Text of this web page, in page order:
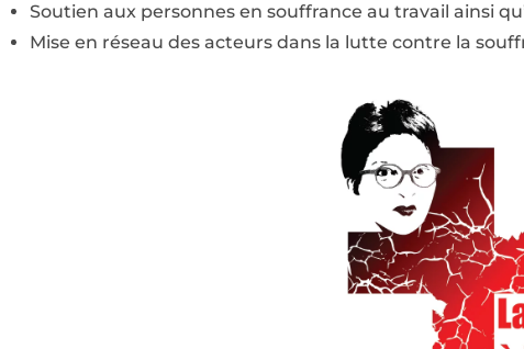
Soutien aux personnes en souffrance au travail ainsi
Mise en réseau des acteurs dans la lutte contre la